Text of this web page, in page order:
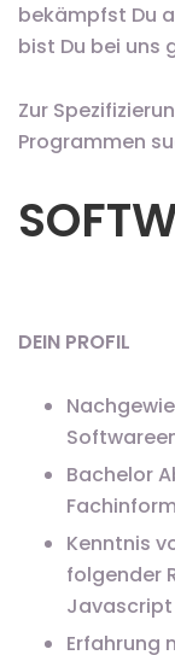
bekämpfst Du
bist Du bei uns
Zur
Programmen
DEIN PROFIL
Bachelor
Kenntnis
folgender
Javascript
Erfahrung